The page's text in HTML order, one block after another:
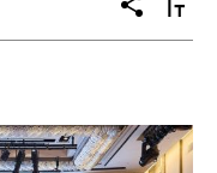
공
유
텍
스